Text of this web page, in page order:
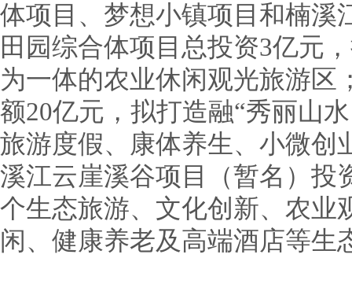
体项目、梦想小镇项目和楠溪
田园综合体项目总投资3亿元
为一体的农业休闲观光旅游区
额20亿元，拟打造融“秀丽山
旅游度假、康体养生、小微创
溪江云崖溪谷项目（暂名）投
个生态旅游、文化创新、农业
闲、健康养老及高端酒店等生